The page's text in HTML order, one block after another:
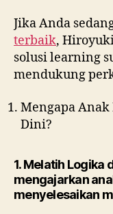
Jika Anda
terbaik,
solusi learning
mendukung
Mengapa Anak
Dini?
1. Melatih Logika
mengajarkan
menyelesaikan